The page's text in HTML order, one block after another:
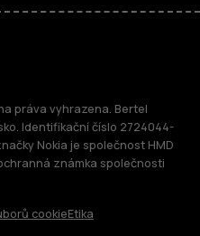
práva vyhrazena. Bertel
Identifikační číslo 2724044-
Nokia je společnost HMD
známka společnosti
cookieEtika